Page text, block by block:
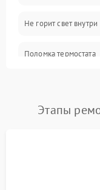
Не горит свет внутри
Поломка термостата
Поломка системы
Этапы